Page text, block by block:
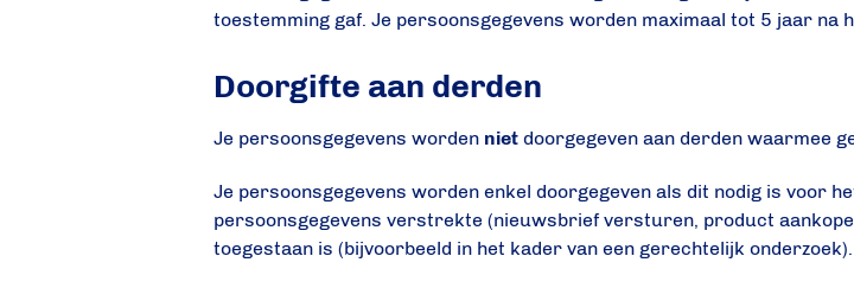
toestemming gaf. Je persoonsgegevens worden maximaal tot 5 jaar na
Doorgifte aan derden
Je persoonsgegevens worden niet doorgegeven aan derden waarmee
Je persoonsgegevens worden enkel doorgegeven als dit nodig is voor
persoonsgegevens verstrekte (nieuwsbrief versturen, product
toegestaan is (bijvoorbeeld in het kader van een gerechtelijk onderzoek).